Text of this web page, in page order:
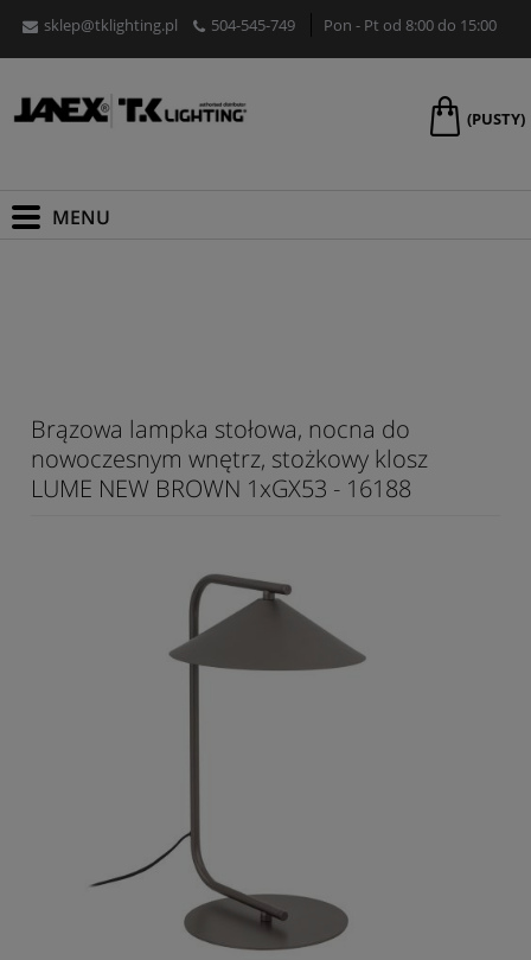
sklep@tklighting.pl 504-545-749 Pon - Pt od 8:00 do 15:00
(PUSTY)
Brązowa lampka stołowa, nocna do
nowoczesnym wnętrz, stożkowy klosz
LUME NEW BROWN 1xGX53 - 16188